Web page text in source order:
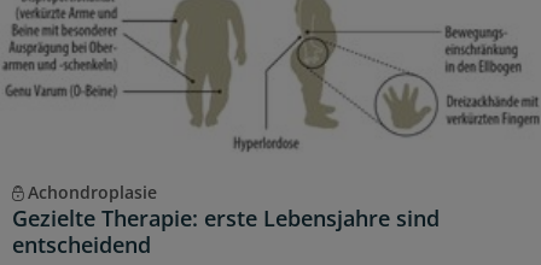
Achondroplasie
Gezielte Therapie: erste Lebensjahre sind
entscheidend